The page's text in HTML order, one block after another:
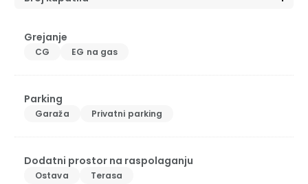
Grejanje
CG EG na gas
Parking
Garaža Privatni parking
Dodatni prostor na raspolaganju
Ostava Terasa